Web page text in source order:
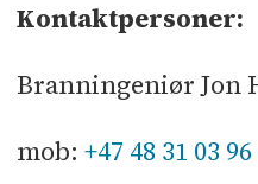
Kontaktpersoner:
Branningeniør Jon
mob: +47 48 31 03 96